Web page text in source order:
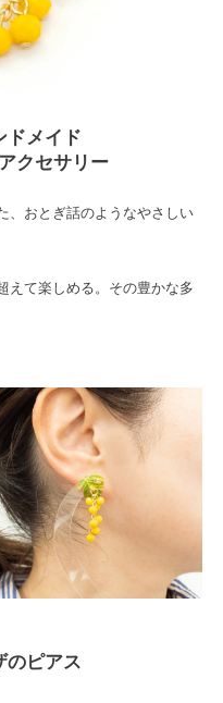
ドメイド
クセサリー
、おとぎ話のようなやさしい
えて楽しめる。その豊かな多
のピアス